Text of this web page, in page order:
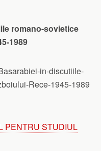
romano-sovietice
1989
PENTRU STUDIUL